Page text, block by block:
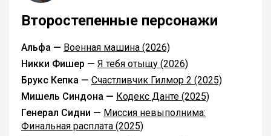
Второстепенные персонажи
Альфа — Военная машина (2026)
Никки Фишер — Я тебя отыщу (2026)
Брукс Кепка — Счастливчик Гилмор 2 (2025)
Мишель Синдона — Кодекс Данте (2025)
Генерал Сидни — Миссия невыполнима:
Финальная расплата (2025)